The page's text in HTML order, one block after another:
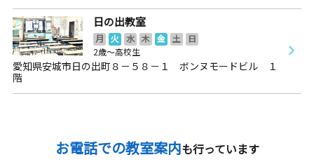
日の出教室
月 火 水 木 金 土
日
2歳～高校生
愛知県安城市日の出町８－５８－１ ボンヌモードビル １
階
お電話での教室案内も行っています